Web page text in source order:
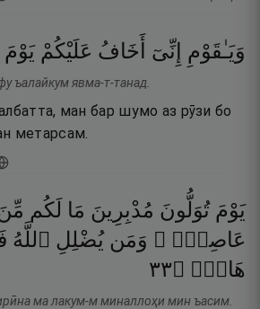
وَيَـٰقَوْمِ إِنِّىٓ أَخَافُ عَلَيْكُمْ يَوْمَ
ъалайкум явма-т-танад.
ман бар шумо аз рӯзи бо
метарсам.
يَوْمَ تُوَلُّونَ مُدْبِرِينَ مَا لَكُم
عَاصِمٍۢ ۗ وَمَن يُضْلِلِ ٱللَّهُ
هَادٍۢ ۝٣٣
ма лакум-м миналлоҳи мин ъасим.